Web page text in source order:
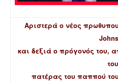
Αριστερά ο νέος
και δεξιά ο πρόγονός του,
πατέρας του παππού